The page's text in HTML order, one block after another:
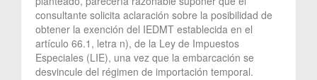
consultante solicita aclaración sobre la posibilidad de
obtener la exención del IEDMT establecida en el
artículo 66.1, letra n), de la Ley de Impuestos
Especiales (LIE), una vez que la embarcación se
desvincule del régimen de importación temporal.